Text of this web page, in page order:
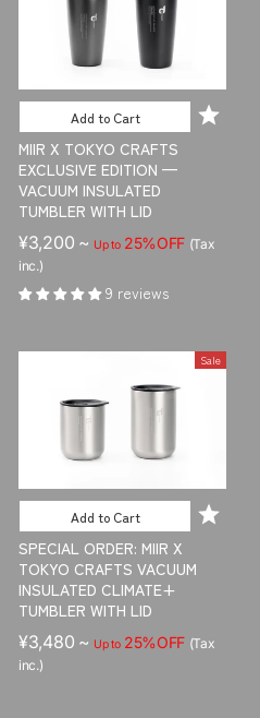
Add to Cart
MIIR X TOKYO CRAFTS
EXCLUSIVE EDITION —
VACUUM INSULATED
TUMBLER WITH LID
¥3,200 ~ Up to 25%OFF (Tax
inc.)
9 reviews
Sale
Add to Cart
SPECIAL ORDER: MIIR X
TOKYO CRAFTS VACUUM
INSULATED CLIMATE+
TUMBLER WITH LID
¥3,480 ~ Up to 25%OFF (Tax
inc.)